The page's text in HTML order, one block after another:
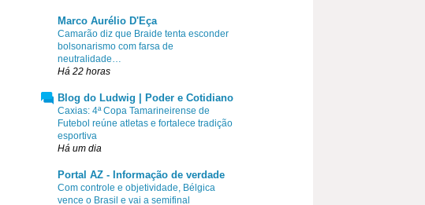
Marco Aurélio D'Eça
Camarão diz que Braide tenta esconder
bolsonarismo com farsa de
neutralidade…
Há 22 horas
Blog do Ludwig | Poder e Cotidiano
Caxias: 4ª Copa Tamarineirense de
Futebol reúne atletas e fortalece tradição
esportiva
Há um dia
Portal AZ - Informação de verdade
Com controle e objetividade, Bélgica
vence o Brasil e vai a semifinal